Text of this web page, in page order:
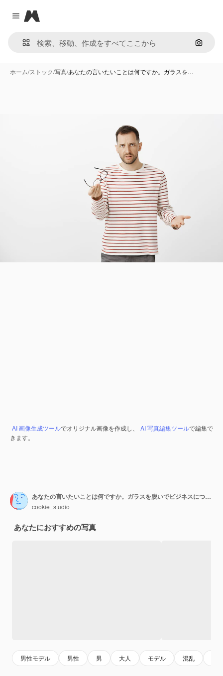
Close menu
Magnific
画像で
ホーム/ストック/写真/あなたの言いたいことは何ですか。ガラスを…
AI 画像生成ツールでオリジナル画像を作成し、 AI 写真編集ツールで編集で
きます。
あなたの言いたいことは何ですか。ガラスを脱いでビジネスについて話している間身振りで示す強烈な深刻なハンサムな男の肖像
cookie_studio
あなたにおすすめの写真
男性モデル 男性 男 大人 モデル 混乱